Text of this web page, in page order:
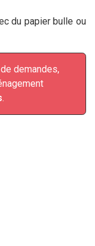
du papier bulle ou
demandes,
.